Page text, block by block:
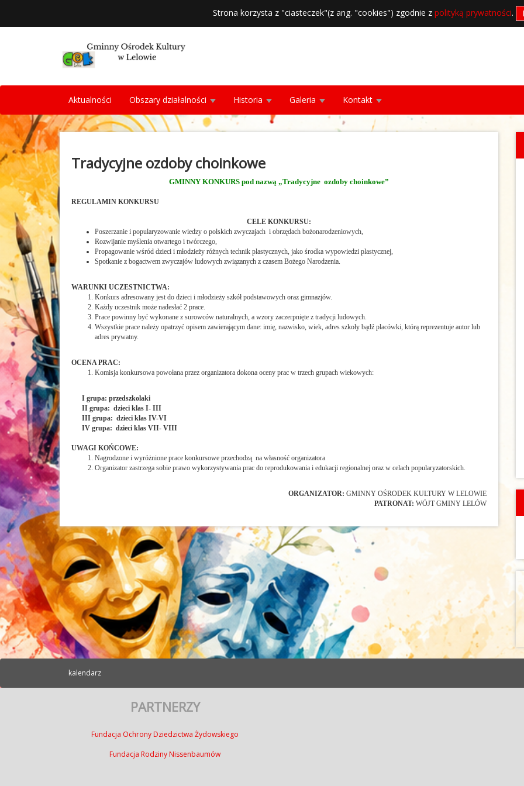
Strona korzysta z "ciasteczek"(z ang. "cookies") zgodnie z polityką prywatności.
Aktualności Obszary działalności Historia Galeria Kontakt
Tradycyjne ozdoby choinkowe
GMINNY KONKURS pod nazwą „Tradycyjne ozdoby choinkowe”
REGULAMIN KONKURSU
CELE KONKURSU:
Poszerzanie i popularyzowanie wiedzy o polskich zwyczajach i obrzędach bożonarodzeniowych,
Rozwijanie myślenia otwartego i twórczego,
Propagowanie wśród dzieci i młodzieży różnych technik plastycznych, jako środka wypowiedzi plastycznej,
Spotkanie z bogactwem zwyczajów ludowych związanych z czasem Bożego Narodzenia.
WARUNKI UCZESTNICTWA:
Konkurs adresowany jest do dzieci i młodzieży szkół podstawowych oraz gimnazjów.
Każdy uczestnik może nadesłać 2 prace.
Prace powinny być wykonane z surowców naturalnych, a wzory zaczerpnięte z tradycji ludowych.
Wszystkie prace należy opatrzyć opisem zawierającym dane: imię, nazwisko, wiek, adres szkoły bądź placówki, którą reprezentuje autor lub
adres prywatny.
OCENA PRAC:
Komisja konkursowa powołana przez organizatora dokona oceny prac w trzech grupach wiekowych:
I grupa: przedszkolaki
II grupa: dzieci klas I- III
III grupa: dzieci klas IV-VI
IV grupa: dzieci klas VII- VIII
UWAGI KOŃCOWE:
Nagrodzone i wyróżnione prace konkursowe przechodzą na własność organizatora
Organizator zastrzega sobie prawo wykorzystywania prac do reprodukowania i edukacji regionalnej oraz w celach popularyzatorskich.
ORGANIZATOR: GMINNY OŚRODEK KULTURY W LELOWIE
PATRONAT: WÓJT GMINY LELÓW
kalendarz
PARTNERZY
Fundacja Ochrony Dziedzictwa Żydowskiego
Fundacja Rodziny Nissenbaumów